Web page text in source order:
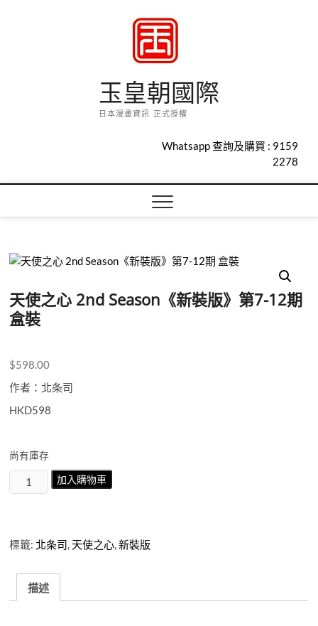
玉皇朝國際
日本漫畫資訊 正式授權
Whatsapp 查詢及購買 : 9159
2278
天使之心 2nd Season《新裝版》第7-12期
盒裝
$598.00
作者：北条司
HKD598
尚有庫存
使
2nd
裝
版》
第
加入購物車
標籤: 北条司, 天使之心,新裝版
描述